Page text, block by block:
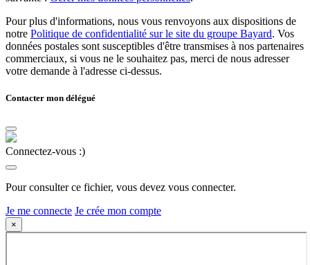
Pour plus d'informations, nous vous renvoyons aux dispositions de
notre Politique de confidentialité sur le site du groupe Bayard. Vos
données postales sont susceptibles d'être transmises à nos partenaires
commerciaux, si vous ne le souhaitez pas, merci de nous adresser
votre demande à l'adresse ci-dessus.
Contacter mon délégué
Connectez-vous :)
Pour consulter ce fichier, vous devez vous connecter.
Je me connecte Je crée mon compte
×